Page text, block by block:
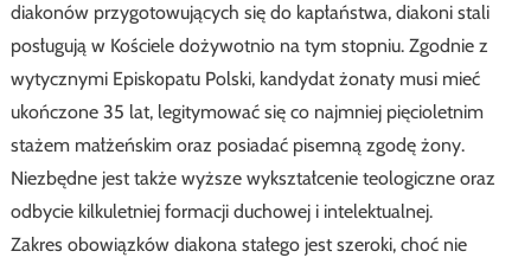
diakonów przygotowujących się do kapłaństwa, diakoni stali
posługują w Kościele dożywotnio na tym stopniu. Zgodnie z
wytycznymi Episkopatu Polski, kandydat żonaty musi mieć
ukończone 35 lat, legitymować się co najmniej pięcioletnim
stażem małżeńskim oraz posiadać pisemną zgodę żony.
Niezbędne jest także wyższe wykształcenie teologiczne oraz
odbycie kilkuletniej formacji duchowej i intelektualnej.
Zakres obowiązków diakona stałego jest szeroki, choć nie